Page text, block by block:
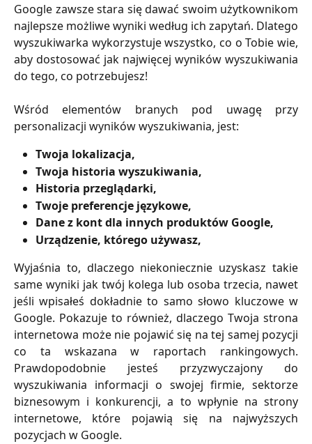
Google zawsze stara się dawać swoim użytkownikom
najlepsze możliwe wyniki według ich zapytań. Dlatego
wyszukiwarka wykorzystuje wszystko, co o Tobie wie,
aby dostosować jak najwięcej wyników wyszukiwania
do tego, co potrzebujesz!
Wśród elementów branych pod uwagę przy
personalizacji wyników wyszukiwania, jest:
Twoja lokalizacja,
Twoja historia wyszukiwania,
Historia przeglądarki,
Twoje preferencje językowe,
Dane z kont dla innych produktów Google,
Urządzenie, którego używasz,
Wyjaśnia to, dlaczego niekoniecznie uzyskasz takie
same wyniki jak twój kolega lub osoba trzecia, nawet
jeśli wpisałeś dokładnie to samo słowo kluczowe w
Google. Pokazuje to również, dlaczego Twoja strona
internetowa może nie pojawić się na tej samej pozycji
co ta wskazana w raportach rankingowych.
Prawdopodobnie jesteś przyzwyczajony do
wyszukiwania informacji o swojej firmie, sektorze
biznesowym i konkurencji, a to wpłynie na strony
internetowe, które pojawią się na najwyższych
pozycjach w Google.